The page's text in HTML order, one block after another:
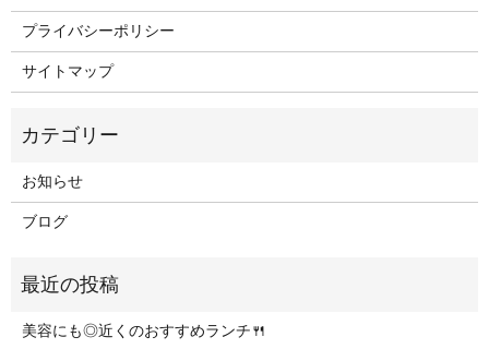
プライバシーポリシー
サイトマップ
お知らせ
ブログ
美容にも◎近くのおすすめランチ🍴